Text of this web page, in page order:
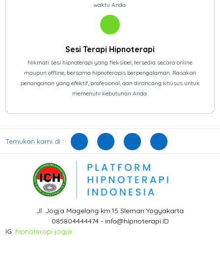
waktu Anda.
Sesi Terapi Hipnoterapi
Nikmati sesi hipnoterapi yang fleksibel, tersedia secara online
maupun offline, bersama hipnoterapis berpengalaman. Rasakan
penanganan yang efektif, profesional, dan dirancang khusus untuk
memenuhi kebutuhan Anda.
Temukan kami di :
Jl. Jogja Magelang km.15 Sleman Yogyakarta
085804444474 - info@hipnoterapi.ID
IG: hipnoterapi jogja